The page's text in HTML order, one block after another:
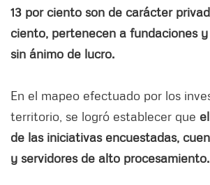
13 por ciento son de carácter
ciento, pertenecen a fundaciones
sin ánimo de lucro.
En el mapeo efectuado por los
territorio, se logró establecer que
de las iniciativas encuestadas,
y servidores de alto procesamiento.